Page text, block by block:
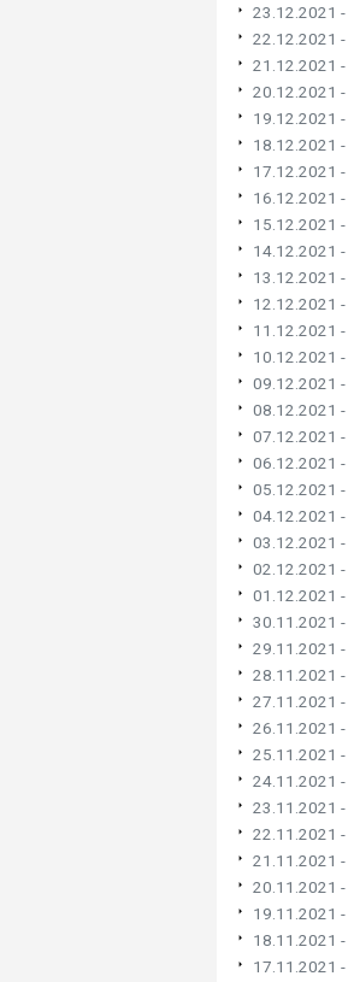
23.12.2021 -
22.12.2021 -
21.12.2021 -
20.12.2021 -
19.12.2021 -
18.12.2021 -
17.12.2021 -
16.12.2021 -
15.12.2021 -
14.12.2021 -
13.12.2021 -
12.12.2021 -
11.12.2021 -
10.12.2021 -
09.12.2021 -
08.12.2021 -
07.12.2021 -
06.12.2021 -
05.12.2021 -
04.12.2021 -
03.12.2021 -
02.12.2021 -
01.12.2021 -
30.11.2021 -
29.11.2021 -
28.11.2021 -
27.11.2021 -
26.11.2021 -
25.11.2021 -
24.11.2021 -
23.11.2021 -
22.11.2021 -
21.11.2021 -
20.11.2021 -
19.11.2021 -
18.11.2021 -
17.11.2021 -